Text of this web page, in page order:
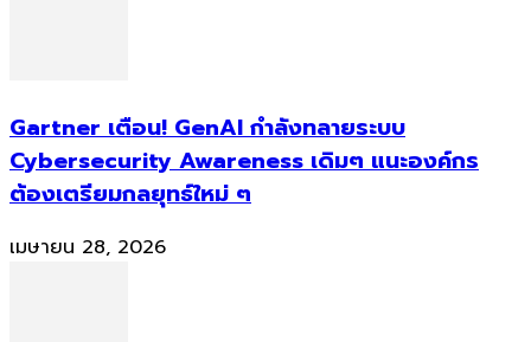
Gartner เตือน! GenAI กำลังทลายระบบ
Cybersecurity Awareness เดิมๆ แนะองค์กร
ต้องเตรียมกลยุทธ์ใหม่ ๆ
เมษายน 28, 2026